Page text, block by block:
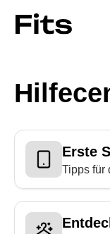
Erste
Tipps für